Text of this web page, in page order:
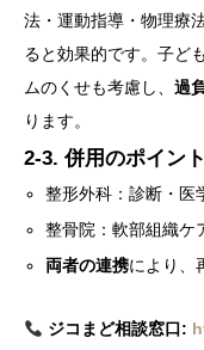
法・運動指導・物理療
ると効果的です。子ど
ムのくせも考慮し、 過
ります。
2-3. 併用のポイント
整形外科：診断・医
整骨院：軟部組織ケ
両者の連携により、
ジコまど相談窓口: